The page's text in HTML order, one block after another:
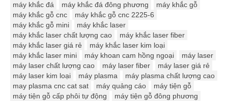
máy khắc đá
máy khắc đá đông phương
máy khắc gỗ
máy khắc gỗ cnc
máy khắc gỗ cnc 2225-6
máy khắc gỗ mini
máy khắc laser
máy khắc laser chất lượng cao
máy khắc laser fiber
máy khắc laser giá rẻ
máy khắc laser kim loại
máy khắc laser mini
máy khoan cam hồng ngoại
máy laser
máy laser chất lượng cao
máy laser fiber
máy laser giá rẻ
máy laser kim loại
máy plasma
máy plasma chất lượng cao
may plasma cnc cat sat
máy quảng cáo
máy tiện gỗ
máy tiện gỗ cấp phôi tự động
máy tiện gỗ đông phương